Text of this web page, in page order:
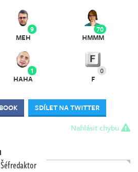
9
MEH
70
HMMM
1
HAHA
0
F
SDÍLET NA TWITTER
Nahlásit chybu